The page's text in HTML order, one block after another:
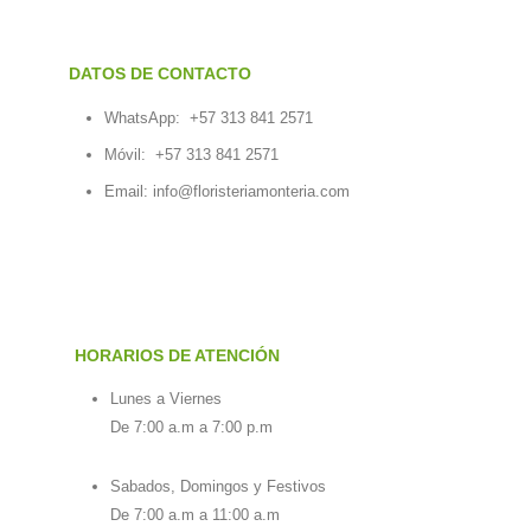
DATOS DE CONTACTO
WhatsApp: +57 313 841 2571
Móvil: +57 313 841 2571
Email: info@floristeriamonteria.com
HORARIOS DE ATENCIÓN
Lunes a Viernes
De 7:00 a.m a 7:00 p.m
Sabados, Domingos y Festivos
De 7:00 a.m a 11:00 a.m